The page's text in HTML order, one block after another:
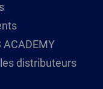
ACADEMY
distributeurs